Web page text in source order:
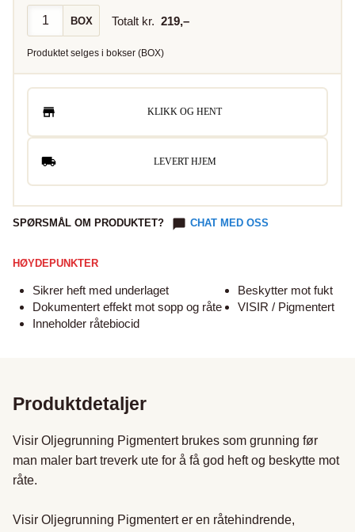
BOX Totalt kr. 219,–
Produktet selges i bokser (BOX)
KLIKK OG HENT
LEVERT HJEM
SPØRSMÅL OM PRODUKTET? CHAT MED OSS
HØYDEPUNKTER
Sikrer heft med underlaget
Dokumentert effekt mot sopp og råte
Inneholder råtebiocid
Beskytter mot fukt
VISIR / Pigmentert
Produktdetaljer
Visir Oljegrunning Pigmentert brukes som grunning før
man maler bart treverk ute for å få god heft og beskytte mot
råte.
Visir Oljegrunning Pigmentert er en råtehindrende,